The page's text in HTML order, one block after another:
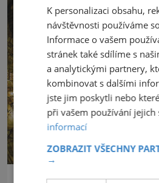
K personalizaci obsahu,
návštěvnosti používáme
Informace o vašem
stránek také sdílíme s
a analytickými partnery,
kombinovat s dalšími
jste jim poskytli nebo
při vašem používání
informací
ZOBRAZIT VŠECHNY
→